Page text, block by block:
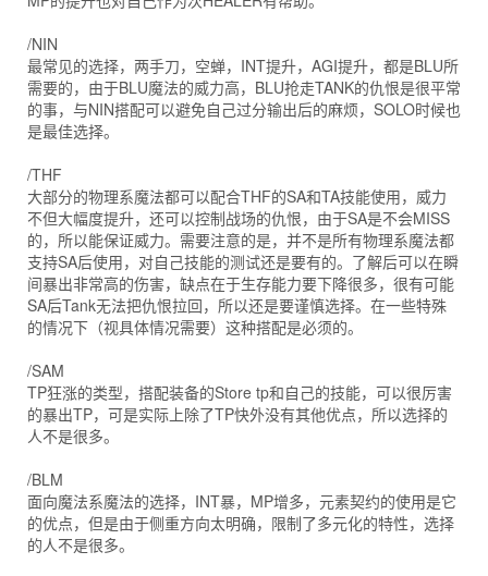
/NIN
最常见的选择，两手刀，空蝉，INT提升，AGI提升，都是BLU所
需要的，由于BLU魔法的威力高，BLU抢走TANK的仇恨是很平常
的事，与NIN搭配可以避免自己过分输出后的麻烦，SOLO时候也
是最佳选择。
/THF
大部分的物理系魔法都可以配合THF的SA和TA技能使用，威力
不但大幅度提升，还可以控制战场的仇恨，由于SA是不会MISS
的，所以能保证威力。需要注意的是，并不是所有物理系魔法都
支持SA后使用，对自己技能的测试还是要有的。了解后可以在瞬
间暴出非常高的伤害，缺点在于生存能力要下降很多，很有可能
SA后Tank无法把仇恨拉回，所以还是要谨慎选择。在一些特殊
的情况下（视具体情况需要）这种搭配是必须的。
/SAM
TP狂涨的类型，搭配装备的Store tp和自己的技能，可以很厉害
的暴出TP，可是实际上除了TP快外没有其他优点，所以选择的
人不是很多。
/BLM
面向魔法系魔法的选择，INT暴，MP增多，元素契约的使用是它
的优点，但是由于侧重方向太明确，限制了多元化的特性，选择
的人不是很多。